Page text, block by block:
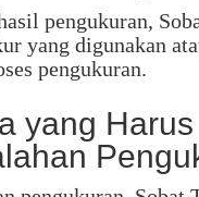
pengukuran,
yang digunakan
pengukuran.
yang